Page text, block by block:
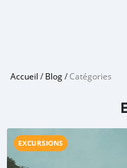
Accueil /Blog/Catégories
EXCURSIONS